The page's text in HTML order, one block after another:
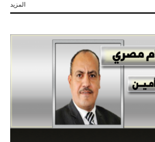
المزيد